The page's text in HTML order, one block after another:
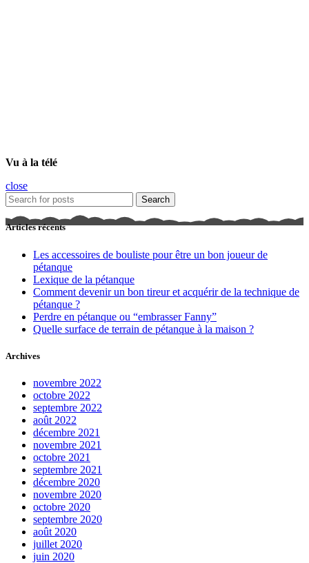
Vu à la télé
close
Search
Articles récents
Les accessoires de bouliste pour être un bon joueur de
pétanque
Lexique de la pétanque
Comment devenir un bon tireur et acquérir de la technique de
pétanque ?
Perdre en pétanque ou “embrasser Fanny”
Quelle surface de terrain de pétanque à la maison ?
Archives
novembre 2022
octobre 2022
septembre 2022
août 2022
décembre 2021
novembre 2021
octobre 2021
septembre 2021
décembre 2020
novembre 2020
octobre 2020
septembre 2020
août 2020
juillet 2020
juin 2020